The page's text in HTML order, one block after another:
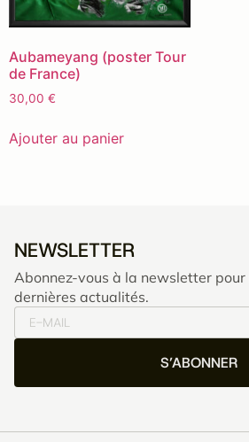
Aubameyang (poster Tour
de France)
30,00 €
Ajouter au panier
NEWSLETTER
Abonnez-vous à la newsletter pour
dernières actualités.
S’ABONNER